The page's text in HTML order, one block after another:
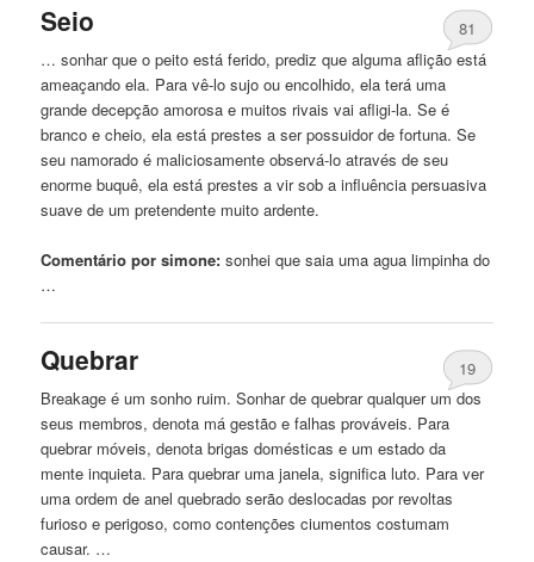
Seio
81
… sonhar que o peito está ferido, prediz que alguma aflição está
ameaçando ela. Para vê-losujo ou encolhido, ela terá uma
grande decepção amorosa e muitos rivais vai afligi-la. Se é
branco e cheio, ela está prestes a ser possuidor de fortuna. Se
seu namorado é maliciosamente observá-lo através de seu
enorme buquê, ela está prestes a vir sob a influência persuasiva
suave de um pretendente muito ardente.
Comentário por simone: sonhei que saia uma agua limpinha do
…
Quebrar
19
Breakage é um sonho ruim. Sonhar de quebrar qualquer um dos
seus membros, denota má gestão e falhas prováveis. Para
quebrar móveis, denota brigas domésticas e um estado da
mente inquieta. Para quebrar uma janela, significa luto. Para ver
uma ordem de anel quebrado serão deslocadas por revoltas
furioso e perigoso, como contenções ciumentos costumam
causar. …